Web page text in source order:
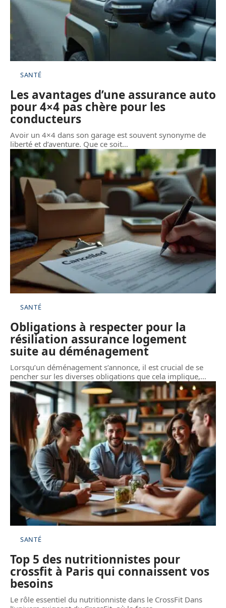
SANTÉ
Les avantages d’une assurance auto
pour 4×4 pas chère pour les
conducteurs
Avoir un 4×4 dans son garage est souvent synonyme de
liberté et d’aventure. Que ce soit…
SANTÉ
Obligations à respecter pour la
résiliation assurance logement
suite au déménagement
Lorsqu’un déménagement s’annonce, il est crucial de se
pencher sur les diverses obligations que cela implique,…
SANTÉ
Top 5 des nutritionnistes pour
crossfit à Paris qui connaissent vos
besoins
Le rôle essentiel du nutritionniste dans le CrossFit Dans